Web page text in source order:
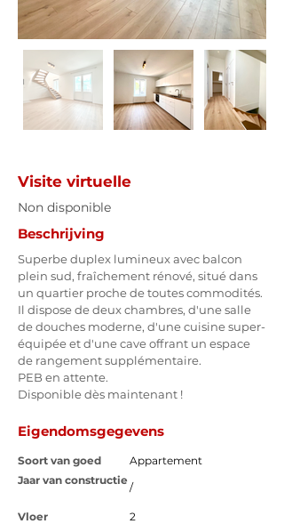
Visite virtuelle
Non disponible
Beschrijving
Superbe duplex lumineux avec balcon
plein sud, fraîchement rénové, situé dans
un quartier proche de toutes commodités.
Il dispose de deux chambres, d'une salle
de douches moderne, d'une cuisine super-
équipée et d'une cave offrant un espace
de rangement supplémentaire.
PEB en attente.
Disponible dès maintenant !
Eigendomsgegevens
Soort van goed
Appartement
Jaar van constructie
/
Vloer
2